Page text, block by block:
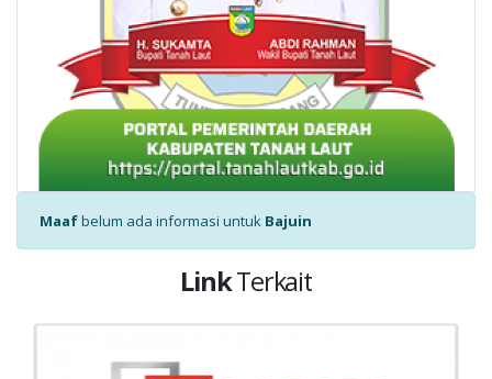
Maafbelum ada informasi untuk Bajuin
LinkTerkait